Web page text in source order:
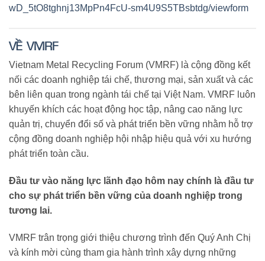
wD_5tO8tghnj13MpPn4FcU-sm4U9S5TBsbtdg/viewform
VỀ VMRF
Vietnam Metal Recycling Forum (VMRF) là cộng đồng kết
nối các doanh nghiệp tái chế, thương mại, sản xuất và các
bên liên quan trong ngành tái chế tại Việt Nam. VMRF luôn
khuyến khích các hoạt động học tập, nâng cao năng lực
quản trị, chuyển đổi số và phát triển bền vững nhằm hỗ trợ
cộng đồng doanh nghiệp hội nhập hiệu quả với xu hướng
phát triển toàn cầu.
Đầu tư vào năng lực lãnh đạo hôm nay chính là đầu tư
cho sự phát triển bền vững của doanh nghiệp trong
tương lai.
VMRF trân trọng giới thiệu chương trình đến Quý Anh Chị
và kính mời cùng tham gia hành trình xây dựng những